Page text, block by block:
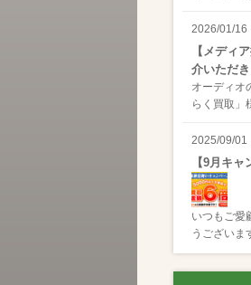
2026/01/16
【メディ
介いただき
オーディオ
らく買取 」
2025/09/01
【9月キ
いつもご愛
うございま
2025/08/01
【8月キャ